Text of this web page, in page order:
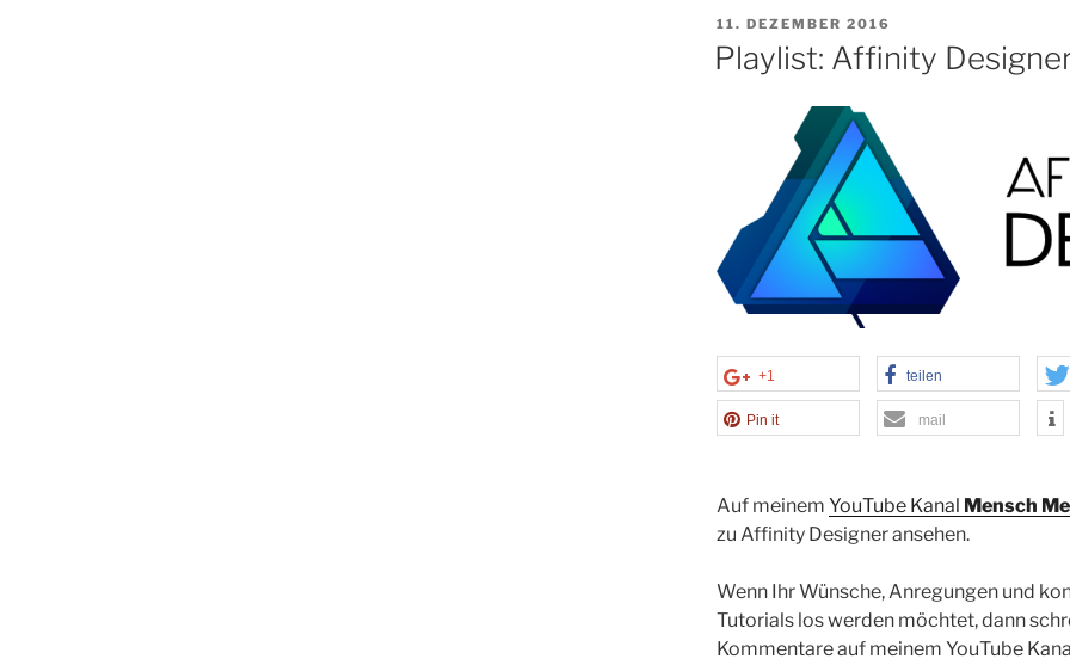
VERÖFFENTLICHT
11. DEZEMBER 2016
Playlist: Affinity
+1 teilen
Pin it mail
Auf meinem YouTube Kanal Mensch
zu Affinity Designer ansehen.
Wenn Ihr Wünsche, Anregungen und
Tutorials los werden möchtet, dann
Kommentare auf meinem YouTube